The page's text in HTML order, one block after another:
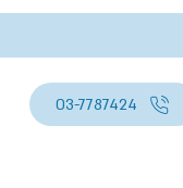
03-7787424